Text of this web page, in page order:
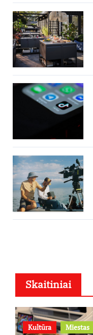
Skaitiniai
Kultūra Miestas